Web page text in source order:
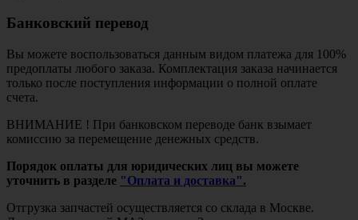
Банковский перевод
Вы можете воспользоваться данным видом платежа для 100%
предоплаты любого заказа. Комплектация заказа начинается
только после поступления информации о полной оплате
счета.
ВНИМАНИЕ ! При банковском переводе банк взымает
комиссию за перемещение денежных средств.
Порядок оплаты для юридических лиц вы можете
уточнить в разделе "Оплата и доставка".
Отгрузка запчастей осуществляется со склада в Москве.